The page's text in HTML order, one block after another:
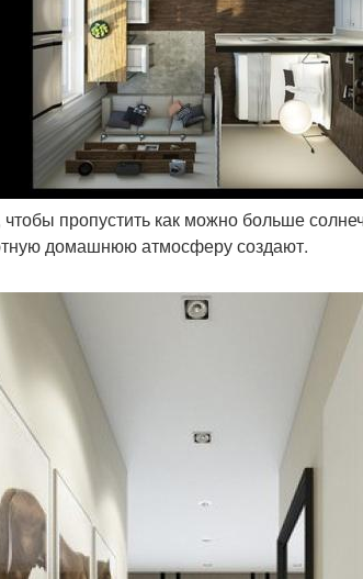
пропустить как можно больше
домашнюю атмосферу создают.